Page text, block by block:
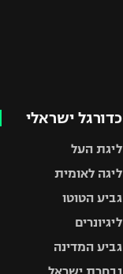
כדורגל ישראלי
ליגת העל
ליגה לאומית
גביע הטוטו
ליגיונרים
גביע המדינה
נבחרת ישראל